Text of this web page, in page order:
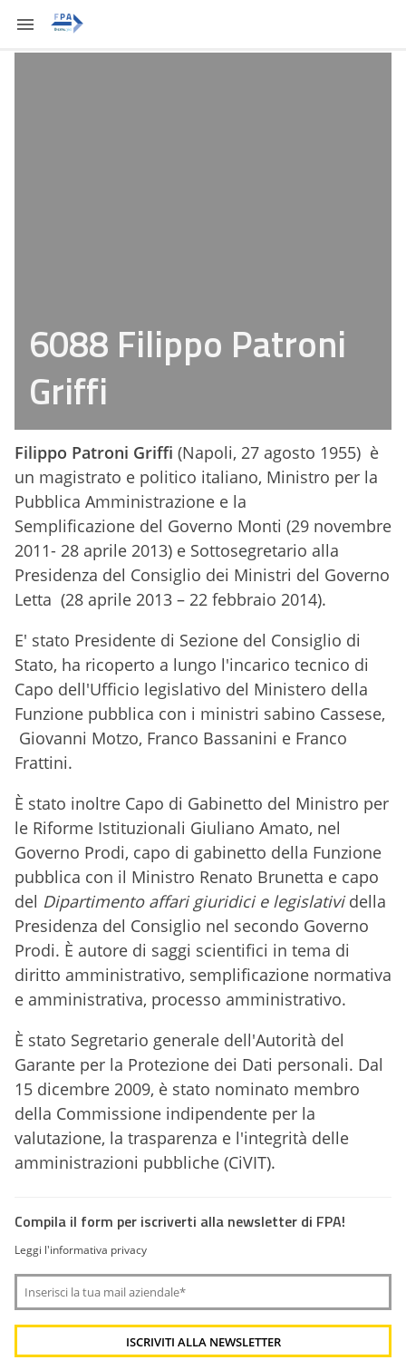
6088 Filippo Patroni
Griffi
Filippo Patroni Griffi (Napoli, 27 agosto 1955) è
un magistrato e politico italiano, Ministro per la
Pubblica Amministrazione e la
Semplificazione del Governo Monti (29 novembre
2011- 28 aprile 2013) e Sottosegretario alla
Presidenza del Consiglio dei Ministri del Governo
Letta (28 aprile 2013 – 22 febbraio 2014).
E' stato Presidente di Sezione del Consiglio di
Stato, ha ricoperto a lungo l'incarico tecnico di
Capo dell'Ufficio legislativo del Ministero della
Funzione pubblica con i ministri sabino Cassese,
Giovanni Motzo, Franco Bassanini e Franco
Frattini.
È stato inoltre Capo di Gabinetto del Ministro per
le Riforme Istituzionali Giuliano Amato, nel
Governo Prodi, capo di gabinetto della Funzione
pubblica con il Ministro Renato Brunetta e capo
del Dipartimento affari giuridici e legislatividella
Presidenza del Consiglio nel secondo Governo
Prodi. È autore di saggi scientifici in tema di
diritto amministrativo, semplificazione normativa
e amministrativa, processo amministrativo.
È stato Segretario generale dell'Autorità del
Garante per la Protezione dei Dati personali. Dal
15 dicembre 2009, è stato nominato membro
della Commissione indipendente per la
valutazione, la trasparenza e l'integrità delle
amministrazioni pubbliche (CiVIT).
Compila il form per iscriverti alla newsletter di FPA!
Leggi l'informativa privacy